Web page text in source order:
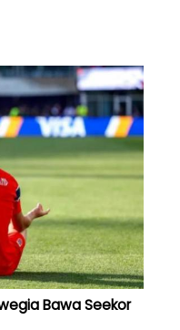
Bawa Seekor